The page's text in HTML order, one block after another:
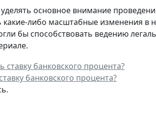
основное внимание
либо масштабные изменения в
бы способствовать ведению
банковского процента?